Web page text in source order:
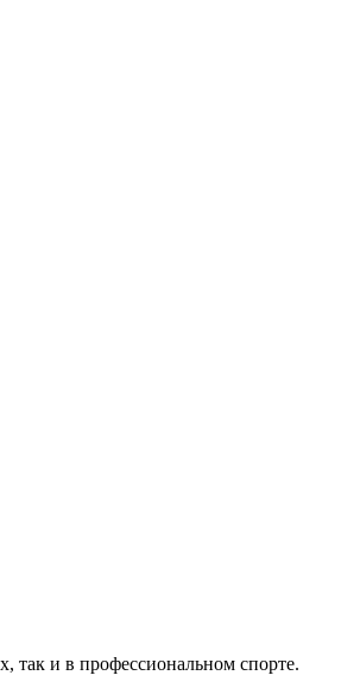
так и в профессиональном спорте.